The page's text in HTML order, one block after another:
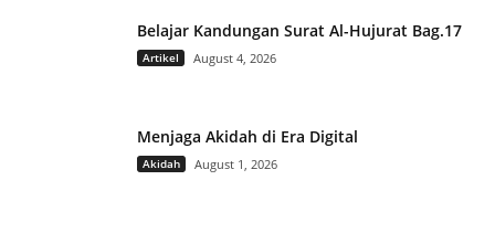
Belajar Kandungan Surat Al-Hujurat Bag.17
Artikel August 4, 2026
Menjaga Akidah di Era Digital
Akidah August 1, 2026